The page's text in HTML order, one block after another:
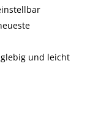
und leicht